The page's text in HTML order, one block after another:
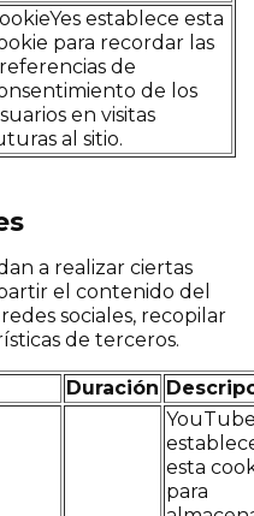
establece esta
para recordar las
de
de los
en visitas
al sitio.
a realizar ciertas
el contenido del
sociales, recopilar
de terceros.
Duración
esta
para